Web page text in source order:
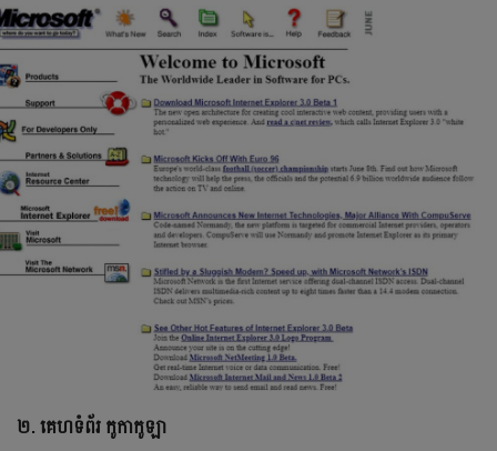
២. គេហទំព័រ កូកាកូឡា